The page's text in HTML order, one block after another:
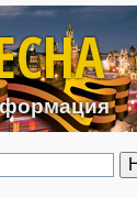
к основному